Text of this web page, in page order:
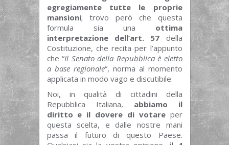
egregiamente tutte le proprie
mansioni; trovo però che questa
formula sia una ottima
interpretazione dell’art. 57 della
Costituzione, che recita per l’appunto
che “Il Senato della Repubblica è eletto
a base regionale“, norma al momento
applicata in modo vago e discutibile.
Noi, in qualità di cittadini della
Repubblica Italiana, abbiamo il
diritto e il dovere di votareper
questa scelta, e dalle nostre mani
passa il futuro di questo Paese.